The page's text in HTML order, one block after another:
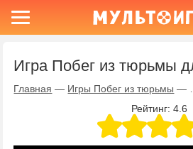
Игра Побег из тюрьмы
Главная — Игры Побег из тюрьмы —
Рейтинг: 4.6